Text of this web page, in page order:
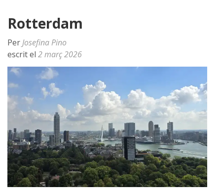
Rotterdam
Per Josefina Pino
escrit el 2 març 2026